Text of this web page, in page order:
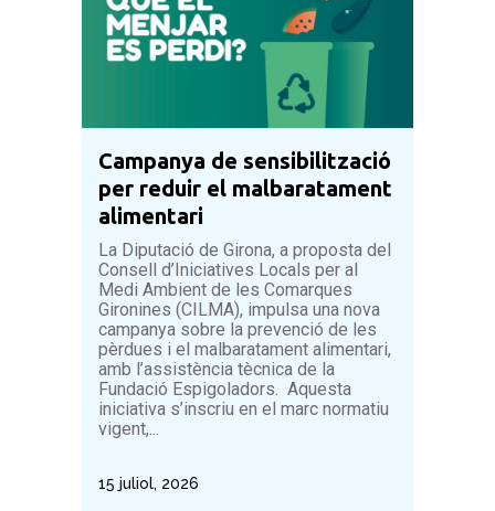
Campanya de sensibilització
per reduir el malbaratament
alimentari
La Diputació de Girona, a proposta del
Consell d’Iniciatives Locals per al
Medi Ambient de les Comarques
Gironines (CILMA), impulsa una nova
campanya sobre la prevenció de les
pèrdues i el malbaratament alimentari,
amb l’assistència tècnica de la
Fundació Espigoladors. Aquesta
iniciativa s’inscriu en el marc normatiu
vigent,...
15 juliol, 2026